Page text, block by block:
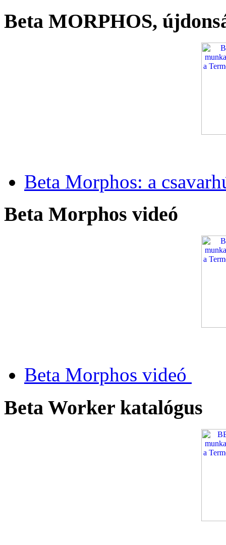
Beta MORPHOS,
Beta Morphos: a
Beta Morphos videó
Beta Morphos videó
Beta Worker katalógus